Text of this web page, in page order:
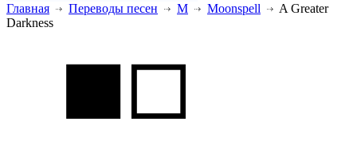
Главная Переводы песен M Moonspell
A Greater
Darkness